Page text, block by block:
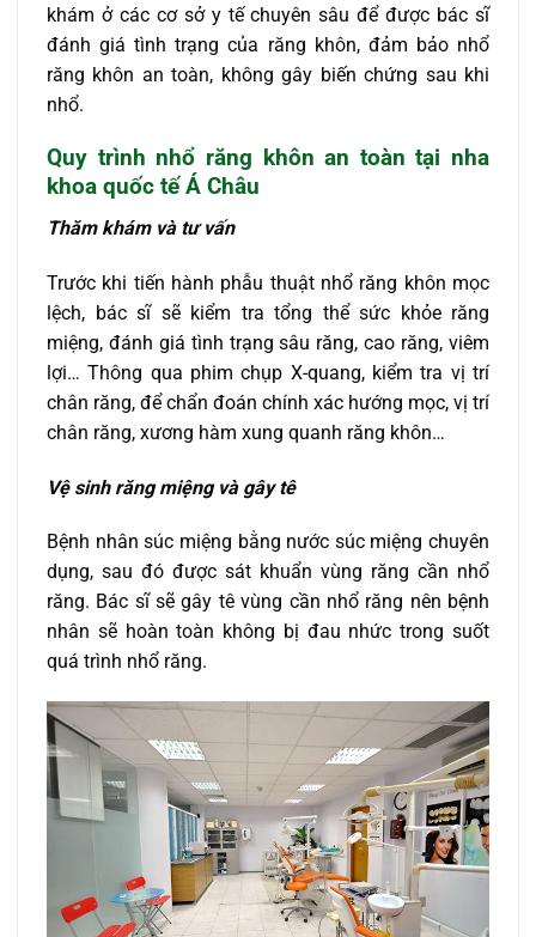
khám ở các cơ sở y tế chuyên sâu để được bác sĩ
đánh giá tình trạng của răng khôn, đảm bảo nhổ
răng khôn an toàn, không gây biến chứng sau khi
nhổ.
Quy trình nhổ răng khôn an toàn tại nha
khoa quốc tế Á Châu
Thăm khám và tư vấn
Trước khi tiến hành phẫu thuật nhổ răng khôn mọc
lệch, bác sĩ sẽ kiểm tra tổng thể sức khỏe răng
miệng, đánh giá tình trạng sâu răng, cao răng, viêm
lợi… Thông qua phim chụp X-quang, kiểm tra vị trí
chân răng, để chẩn đoán chính xác hướng mọc, vị trí
chân răng, xương hàm xung quanh răng khôn…
Vệ sinh răng miệng và gây tê
Bệnh nhân súc miệng bằng nước súc miệng chuyên
dụng, sau đó được sát khuẩn vùng răng cần nhổ
răng. Bác sĩ sẽ gây tê vùng cần nhổ răng nên bệnh
nhân sẽ hoàn toàn không bị đau nhức trong suốt
quá trình nhổ răng.